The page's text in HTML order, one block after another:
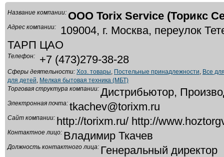
Название компании: ООО Torix Service (Торикс
Адрес компании:
109004, г. Москва, переулок
ТАРП ЦАО
Телефон: +7 (473)279-38-28
Сферы деятельности: Хоз. товары, Постельные принадлежности, Все
для детей, Мелкая бытовая техника (МБТ)
Торговая структура компании: Дистрибьютор,
Электронная почта: tkachev@torixm.ru
Сайт компании: http://torixm.ru/ http://
Контактное лицо: Владимир Ткачев
Должность контактного лица: Генеральный директор